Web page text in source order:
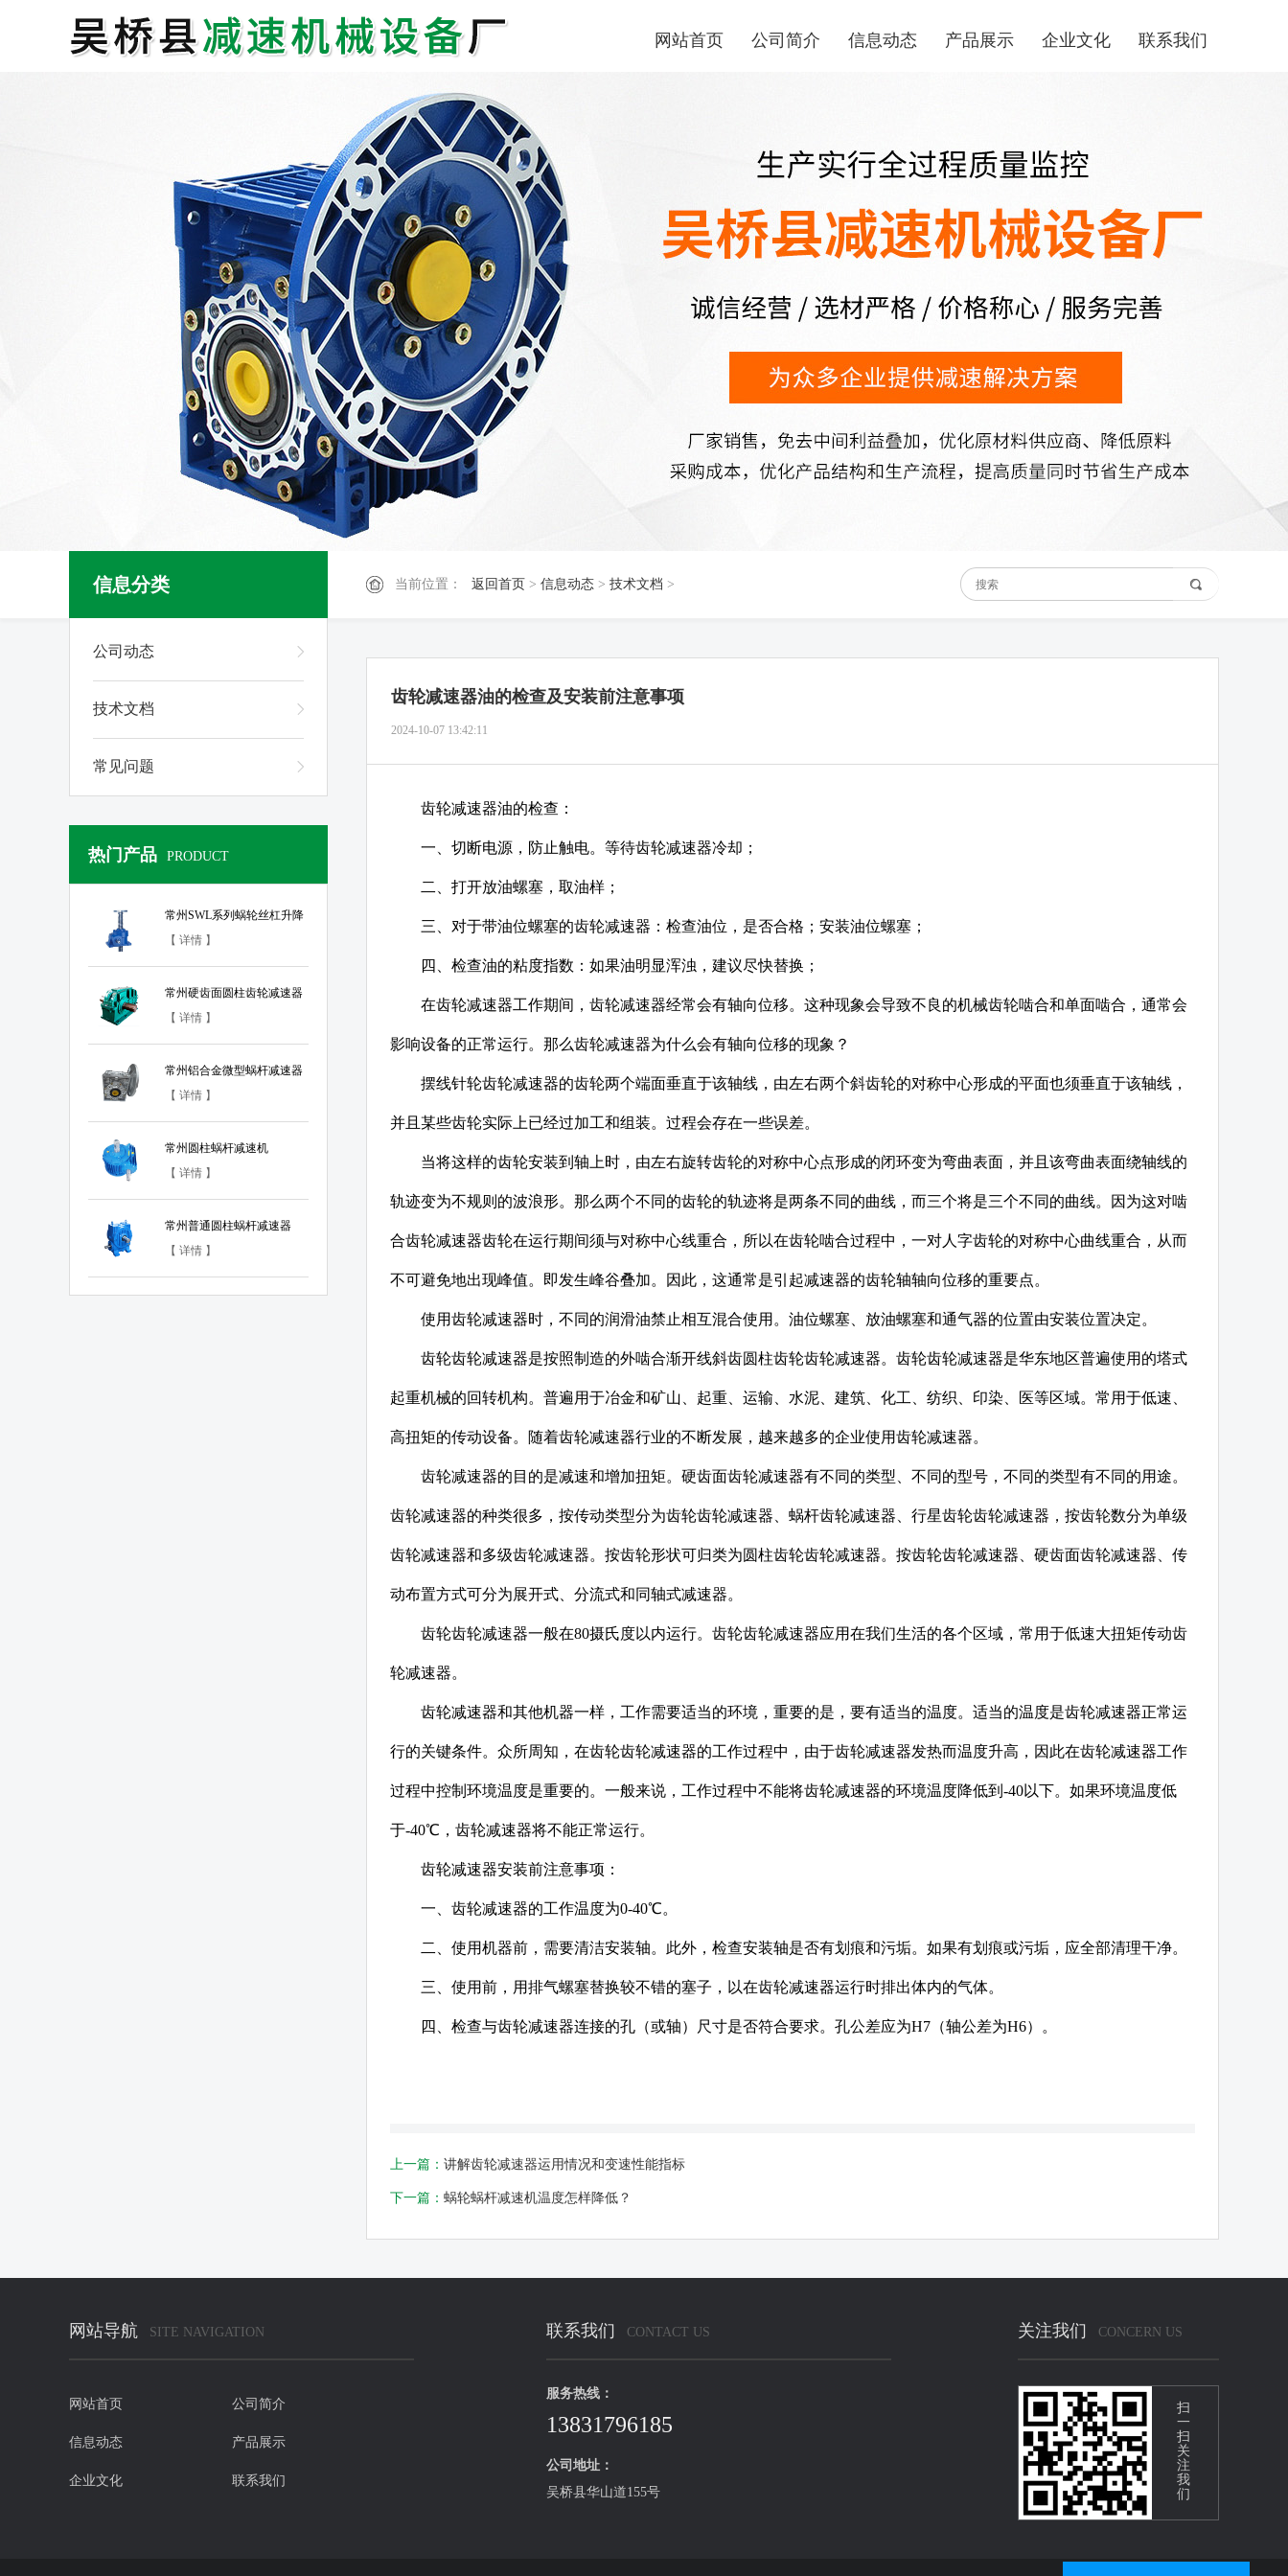
网站首页 公司简介 信息动态 产品展示 企业文化 联系我们
当前位置： 返回首页 > 信息动态 > 技术文档 >
信息分类
公司动态
技术文档
常见问题
热门产品 PRODUCT
常州SWL系列蜗轮丝杠升降
机【 详情 】
常州硬齿面圆柱齿轮减速器
【 详情 】
常州铝合金微型蜗杆减速器
【 详情 】
常州圆柱蜗杆减速机
【 详情 】
常州普通圆柱蜗杆减速器
【 详情 】
齿轮减速器油的检查及安装前注意事项
2024-10-07 13:42:11
齿轮减速器油的检查：
一、切断电源，防止触电。等待齿轮减速器冷却；
二、打开放油螺塞，取油样；
三、对于带油位螺塞的齿轮减速器：检查油位，是否合格；安装油位螺塞；
四、检查油的粘度指数：如果油明显浑浊，建议尽快替换；
在齿轮减速器工作期间，齿轮减速器经常会有轴向位移。这种现象会导致不良的机械齿轮啮合和单面啮合，通常会
影响设备的正常运行。那么齿轮减速器为什么会有轴向位移的现象？
摆线针轮齿轮减速器的齿轮两个端面垂直于该轴线，由左右两个斜齿轮的对称中心形成的平面也须垂直于该轴线，
并且某些齿轮实际上已经过加工和组装。过程会存在一些误差。
当将这样的齿轮安装到轴上时，由左右旋转齿轮的对称中心点形成的闭环变为弯曲表面，并且该弯曲表面绕轴线的
轨迹变为不规则的波浪形。那么两个不同的齿轮的轨迹将是两条不同的曲线，而三个将是三个不同的曲线。因为这对啮
合齿轮减速器齿轮在运行期间须与对称中心线重合，所以在齿轮啮合过程中，一对人字齿轮的对称中心曲线重合，从而
不可避免地出现峰值。即发生峰谷叠加。因此，这通常是引起减速器的齿轮轴轴向位移的重要点。
使用齿轮减速器时，不同的润滑油禁止相互混合使用。油位螺塞、放油螺塞和通气器的位置由安装位置决定。
齿轮齿轮减速器是按照制造的外啮合渐开线斜齿圆柱齿轮齿轮减速器。齿轮齿轮减速器是华东地区普遍使用的塔式
起重机械的回转机构。普遍用于冶金和矿山、起重、运输、水泥、建筑、化工、纺织、印染、医等区域。常用于低速、
高扭矩的传动设备。随着齿轮减速器行业的不断发展，越来越多的企业使用齿轮减速器。
齿轮减速器的目的是减速和增加扭矩。硬齿面齿轮减速器有不同的类型、不同的型号，不同的类型有不同的用途。
齿轮减速器的种类很多，按传动类型分为齿轮齿轮减速器、蜗杆齿轮减速器、行星齿轮齿轮减速器，按齿轮数分为单级
齿轮减速器和多级齿轮减速器。按齿轮形状可归类为圆柱齿轮齿轮减速器。按齿轮齿轮减速器、硬齿面齿轮减速器、传
动布置方式可分为展开式、分流式和同轴式减速器。
齿轮齿轮减速器一般在80摄氏度以内运行。齿轮齿轮减速器应用在我们生活的各个区域，常用于低速大扭矩传动齿
轮减速器。
齿轮减速器和其他机器一样，工作需要适当的环境，重要的是，要有适当的温度。适当的温度是齿轮减速器正常运
行的关键条件。众所周知，在齿轮齿轮减速器的工作过程中，由于齿轮减速器发热而温度升高，因此在齿轮减速器工作
过程中控制环境温度是重要的。一般来说，工作过程中不能将齿轮减速器的环境温度降低到-40以下。如果环境温度低
于-40℃，齿轮减速器将不能正常运行。
齿轮减速器安装前注意事项：
一、齿轮减速器的工作温度为0-40℃。
二、使用机器前，需要清洁安装轴。此外，检查安装轴是否有划痕和污垢。如果有划痕或污垢，应全部清理干净。
三、使用前，用排气螺塞替换较不错的塞子，以在齿轮减速器运行时排出体内的气体。
四、检查与齿轮减速器连接的孔（或轴）尺寸是否符合要求。孔公差应为H7（轴公差为H6）。
上一篇： 讲解齿轮减速器运用情况和变速性能指标
下一篇： 蜗轮蜗杆减速机温度怎样降低？
网站导航 SITE NAVIGATION
网站首页 公司简介
信息动态 产品展示
企业文化 联系我们
联系我们 CONTACT US
服务热线：
13831796185
公司地址：
吴桥县华山道155号
关注我们 CONCERN US
扫
一
扫
关
注
我
们